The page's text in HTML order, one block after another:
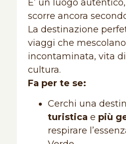
E’ un luogo
scorre ancora
La destinazione
viaggi che
incontaminata, vita
cultura.
Fa per te se:
Cerchi una
turistica e più
respirare